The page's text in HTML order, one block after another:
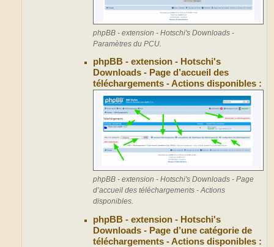
phpBB - extension - Hotschi's Downloads -
Paramètres du PCU.
phpBB - extension - Hotschi's
Downloads - Page d’accueil des
téléchargements - Actions disponibles :
phpBB - extension - Hotschi's Downloads - Page
d’accueil des téléchargements - Actions
disponibles.
phpBB - extension - Hotschi's
Downloads - Page d’une catégorie de
téléchargements - Actions disponibles :